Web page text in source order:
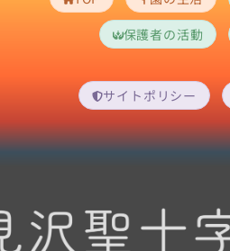
保護者の活動
サイトポリシー